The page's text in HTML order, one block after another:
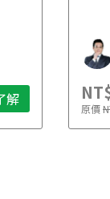
解 原價